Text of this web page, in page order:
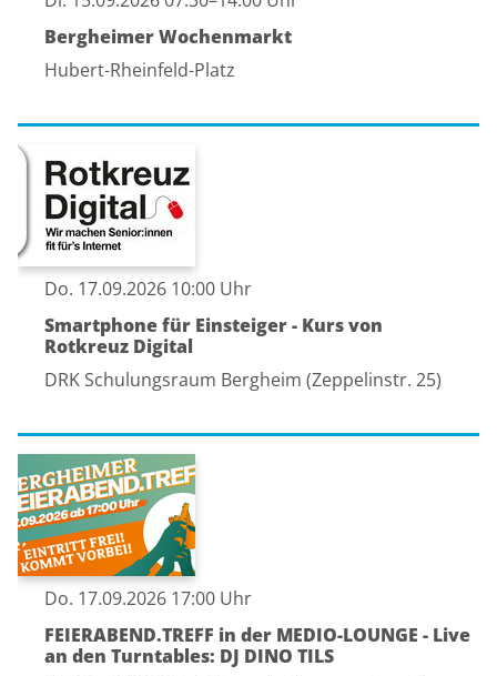
Bergheimer Wochenmarkt
Hubert-Rheinfeld-Platz
Do. 17.09.2026 10:00 Uhr
Smartphone für Einsteiger - Kurs von
Rotkreuz Digital
DRK Schulungsraum Bergheim (Zeppelinstr. 25)
Do. 17.09.2026 17:00 Uhr
FEIERABEND.TREFF in der MEDIO-LOUNGE - Live
an den Turntables: DJ DINO TILS